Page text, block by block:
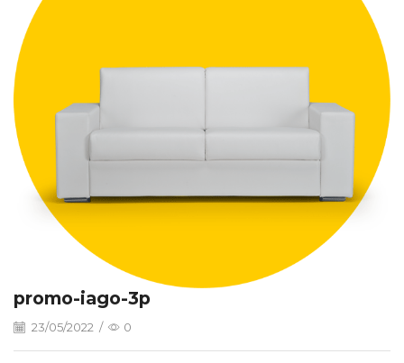
promo-iago-3p
23/05/2022 / 0